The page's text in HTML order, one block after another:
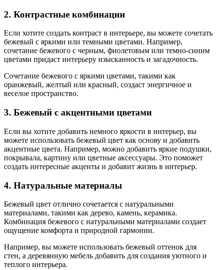
2. Контрастные комбинации
Если хотите создать контраст в интерьере, вы можете сочетать
бежевый с яркими или темными цветами. Например,
сочетание бежевого с черным, фиолетовым или темно-синим
цветами придаст интерьеру изысканность и загадочность.
Сочетание бежевого с яркими цветами, такими как
оранжевый, желтый или красный, создаст энергичное и
веселое пространство.
3. Бежевый с акцентными цветами
Если вы хотите добавить немного яркости в интерьер, вы
можете использовать бежевый цвет как основу и добавить
акцентные цвета. Например, можно добавить яркие подушки,
покрывала, картину или цветные аксессуары. Это поможет
создать интересные акценты и добавит жизнь в интерьер.
4. Натуральные материалы
Бежевый цвет отлично сочетается с натуральными
материалами, такими как дерево, камень, керамика.
Комбинация бежевого с натуральными материалами создает
ощущение комфорта и природной гармонии.
Например, вы можете использовать бежевый оттенок для
стен, а деревянную мебель добавить для создания уютного и
теплого интерьера.